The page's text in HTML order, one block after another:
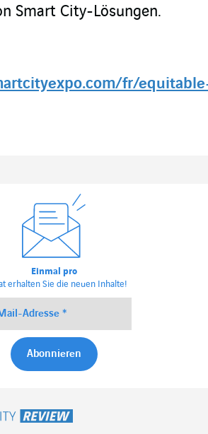
Smart City-Lösungen.
fr/
Einmal pro
erhalten Sie die neuen Inhalte!